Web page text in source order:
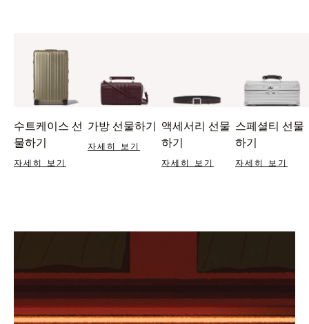
수트케이스 선
물하기
자세히 보기
가방 선물하기
자세히 보기
액세서리 선물
하기
자세히 보기
스페셜티 선물
하기
자세히 보기